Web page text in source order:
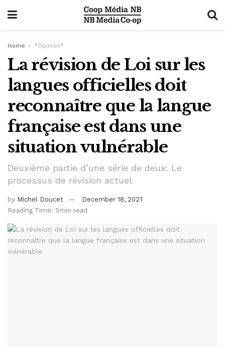
Home *Opinion*
La révision de Loi sur les
langues officielles doit
reconnaître que la langue
française est dans une
situation vulnérable
Deuxième partie d’une série de deux: Le
processus de révision actuel
by Michel Doucet
December 18, 2021
Reading Time: 5min read